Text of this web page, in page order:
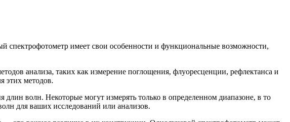
спектрофотометр имеет свои особенности и функциональные возможности,
анализа, таких как измерение поглощения, флуоресценции, рефлектанса и
этих методов.
волн. Некоторые могут измерять только в определенном диапазоне, в то
для ваших исследований или анализов.